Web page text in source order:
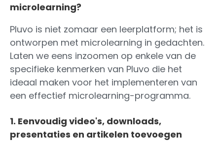
microlearning?
Pluvo is niet zomaar een leerplatform; het is
ontworpen met microlearning in gedachten.
Laten we eens inzoomen op enkele van de
specifieke kenmerken van Pluvo die het
ideaal maken voor het implementeren van
een effectief microlearning-programma.
1. Eenvoudig video's, downloads,
presentaties en artikelen toevoegen